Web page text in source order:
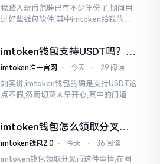
我踏入玩币范畴已有不少年份了,期间用
过好些钱包软件,其中imtoken给我的整
imtoken钱包支持USDT吗？转
账提现全攻略
imtoken唯一官网 ⋅ 今天 ⋅ 29 阅读
如实讲,imtoken钱包的确是支持USDT这
点不假,然而切莫太早开心,其中的门道是
费高得主子心疼
imtoken钱包怎么领取分叉
币？老手教你避坑
imtoken钱包2.0 ⋅ 今天 ⋅ 36 阅读
imtoken钱包领取分叉币这件事情,在圈